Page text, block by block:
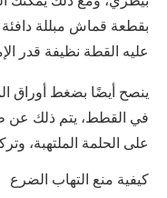
بقطعة قماش مبللة
عليه القطة نظيفة قدر
ينصح أيضًا بضغط أوراق
في القطط، يتم ذلك عن
على الحلمة الملتهبة،
كيفية منع التهاب الضرع